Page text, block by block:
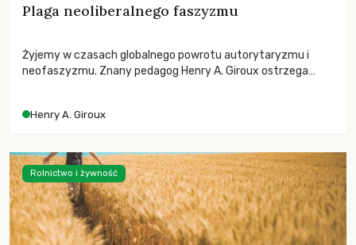
Plaga neoliberalnego faszyzmu
Żyjemy w czasach globalnego powrotu autorytaryzmu i
neofaszyzmu. Znany pedagog Henry A. Giroux ostrzega
wychowają świadomych obywateli?
Henry A. Giroux
Rolnictwo i żywność